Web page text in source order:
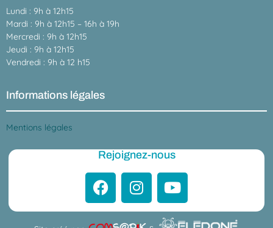
Lundi : 9h à 12h15
Mardi : 9h à 12h15 – 16h à 19h
Mercredi : 9h à 12h15
Jeudi : 9h à 12h15
Vendredi : 9h à 12 h15
Informations légales
Mentions légales
Rejoignez-nous